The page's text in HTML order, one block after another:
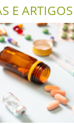
E ARTIGOS